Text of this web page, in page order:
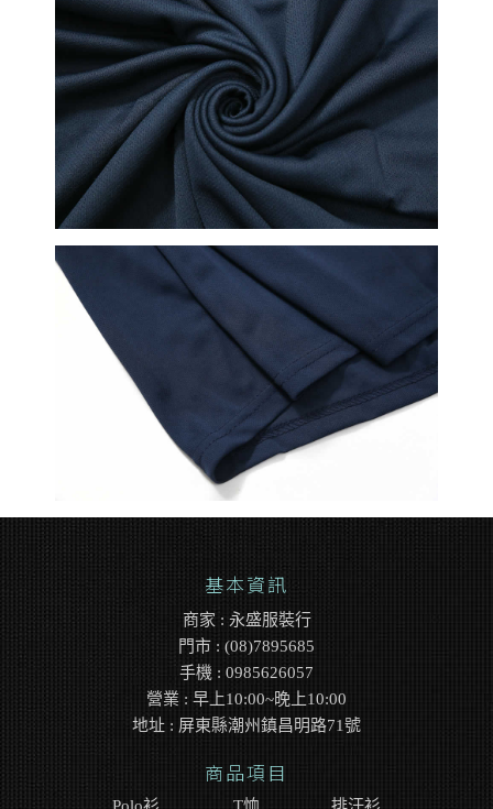
基本資訊
商家 : 永盛服裝行
門市 : (08)7895685
手機 : 0985626057
營業 : 早上10:00~晚上10:00
地址 : 屏東縣潮州鎮昌明路71號
商品項目